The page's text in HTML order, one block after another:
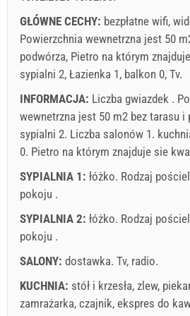
Holiday-Link płaci: 24 wrz 2025 -
Obowiązkowe:Rejestracja gościa
(once - według _person),
Zarezerwuj i czekaj na
If you don"t want to book now,
questions, please fill them bellow
GŁÓWNE CECHY: bezpłatne wifi,
Powierzchnia wewnetrzna jest 50
podwórza, Pietro na którym
sypialni 2, Łazienka 1, balkon 0, Tv.
INFORMACJA: Liczba gwiazdek .
wewnetrzna jest 50 m2 bez tarasu i
sypialni 2. Liczba salonów 1.
0. Pietro na którym znajduje sie
SYPIALNIA 1: łóżko. Rodzaj
pokoju .
SYPIALNIA 2: łóżko. Rodzaj
pokoju .
SALONY: dostawka. Tv, radio.
KUCHNIA: stół i krzesła, zlew,
zamrażarka, czajnik, ekspres do